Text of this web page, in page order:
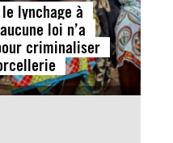
lynchage à
loi n’a
criminaliser